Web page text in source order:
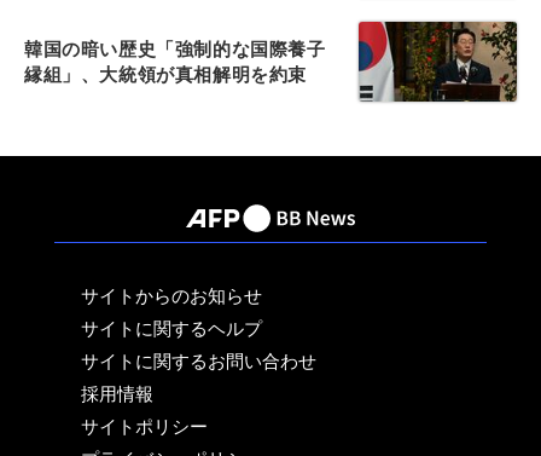
韓国の暗い歴史「強制的な国際養子
縁組」、大統領が真相解明を約束
サイトからのお知らせ
サイトに関するヘルプ
サイトに関するお問い合わせ
採用情報
サイトポリシー